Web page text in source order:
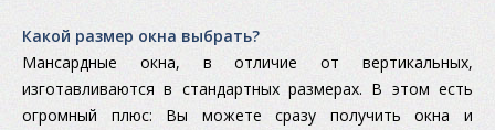
Какой размер окна выбрать?
Мансардные окна, в отличие от вертикальных,
изготавливаются в стандартных размерах. В этом есть
огромный плюс: Вы можете сразу получить окна и